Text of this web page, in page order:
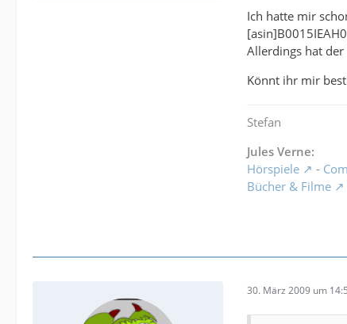
Ich hatte mir
Allerdings hat
Könnt ihr mir
Stefan
Jules Verne:
Hörspiele
-
Bücher & Filme
30. März 2009 um